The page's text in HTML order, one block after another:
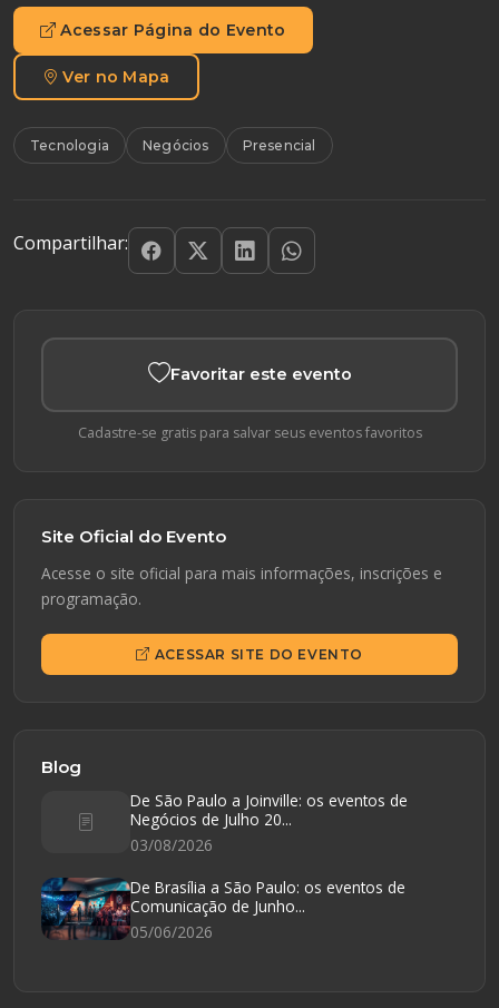
Acessar Página do Evento
Ver no Mapa
Tecnologia Negócios Presencial
Compartilhar:
Favoritar este evento
Cadastre-se gratis para salvar seus eventos favoritos
Site Oficial do Evento
Acesse o site oficial para mais informações, inscrições e
programação.
ACESSAR SITE DO EVENTO
Blog
De São Paulo a Joinville: os eventos de
Negócios de Julho 20...
03/08/2026
De Brasília a São Paulo: os eventos de
Comunicação de Junho...
05/06/2026